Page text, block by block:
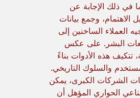
في ذلك الإجابة عن
الاهتمام، وجمع بيانات
العملاء الساخنين إلى
البشر. على عكس
تتكيف هذه الأدوات بناءً
والسلوك التاريخي.
الشركات الكبرى، يمكن
الحواري المؤهل أن